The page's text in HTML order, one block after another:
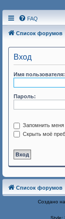
FAQ
Список форумов
Вход
Имя пользователя:
Пароль:
Запомнить меня
Скрыть моё
Список форумов
Создано
Style: